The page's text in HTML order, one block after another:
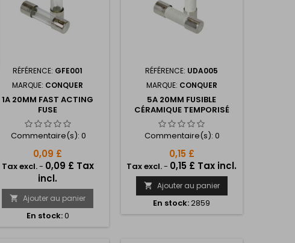
RÉFÉRENCE: GFE001
MARQUE: CONQUER
1A 20MM FAST ACTING
FUSE
Commentaire(s): 0
0,09 £
Tax excl.- 0,09 £ Tax
incl.
 Ajouter au panier
En stock:0
RÉFÉRENCE: UDA005
MARQUE: CONQUER
5A 20MM FUSIBLE
CÉRAMIQUE TEMPORISÉ
Commentaire(s):0
0,15 £
Tax excl.- 0,15 £ Tax incl.
 Ajouter au panier
En stock:2859